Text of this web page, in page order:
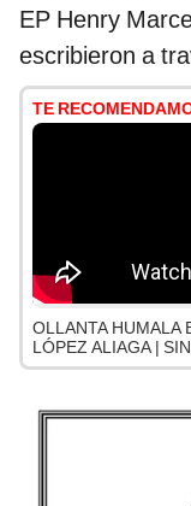
EP Henry
escribieron a
TE
OLLANTA HUMALA
LÓPEZ ALIAGA |